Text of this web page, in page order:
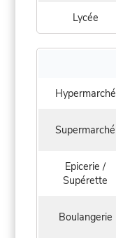
Lycée
Hypermarché
Supermarché
Epicerie /
Supérette
Boulangerie